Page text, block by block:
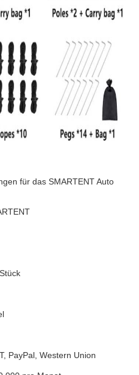
für das SMARTENT Auto
PayPal, Western Union